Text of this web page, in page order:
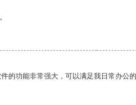
功能非常强大，可以满足我日常办公